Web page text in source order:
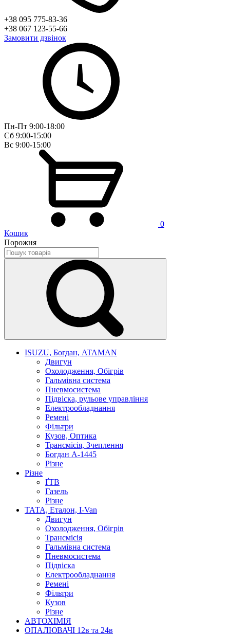
+38 095 775-83-36
+38 067 123-55-66
Замовити дзвінок
Пн-Пт 9:00-18:00
Сб 9:00-15:00
Вс 9:00-15:00
0
Кошик
Порожня
ISUZU, Богдан, ATAMAN
Двигун
Охолодження, Обігрів
Гальмівна система
Пневмосистема
Підвіска, рульове управління
Електрообладнання
Ремені
Фільтри
Кузов, Оптика
Трансмісія, Зчеплення
Богдан А-1445
Різне
Різне
ҐТВ
Газель
Різне
ТАТА, Еталон, I-Van
Двигун
Охолодження, Обігрів
Трансмісія
Гальмівна система
Пневмосистема
Підвіска
Електрообладнання
Ремені
Фільтри
Кузов
Різне
АВТОХІМІЯ
ОПАЛЮВАЧІ 12в та 24в